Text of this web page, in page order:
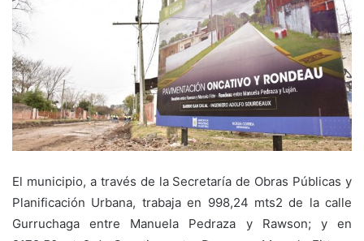
El municipio, a través de la Secretaría de Obras Públicas y
Planificación Urbana, trabaja en 998,24 mts2 de la calle
Gurruchaga entre Manuela Pedraza y Rawson; y en